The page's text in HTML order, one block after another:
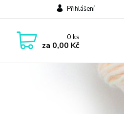
Přihlášení
0ks
za 0,00 Kč